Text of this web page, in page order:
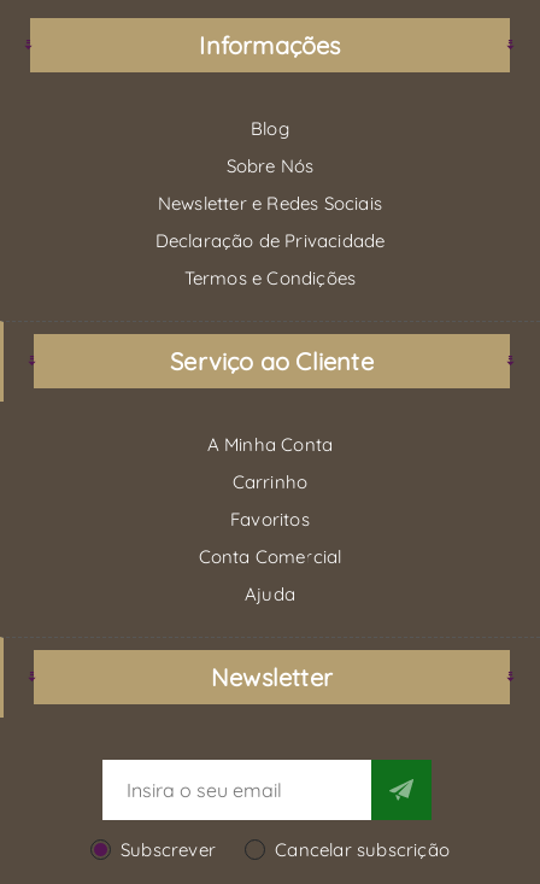
Informações
Blog
Sobre Nós
Newsletter e Redes Sociais
Declaração de Privacidade
Termos e Condições
Serviço ao Cliente
A Minha Conta
Carrinho
Favoritos
Conta Comercial
Ajuda
Newsletter
Subscrever Cancelar subscrição